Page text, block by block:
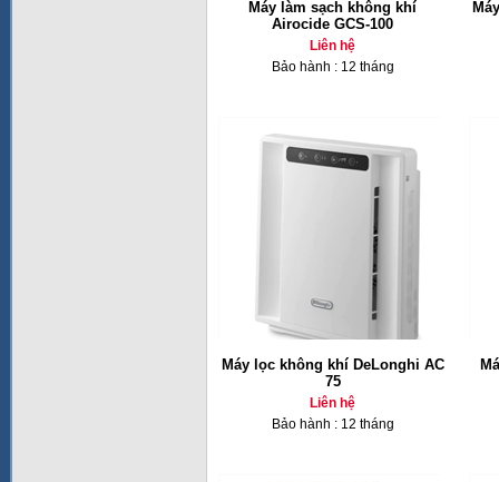
Máy làm sạch không khí
Airocide GCS-100
Liên hệ
Bảo hành : 12 tháng
Máy lọc không khí DeLonghi AC
75
Liên hệ
Bảo hành : 12 tháng